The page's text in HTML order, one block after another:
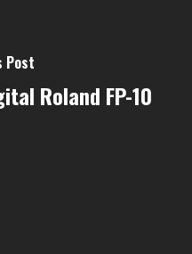
Post
Roland FP-10